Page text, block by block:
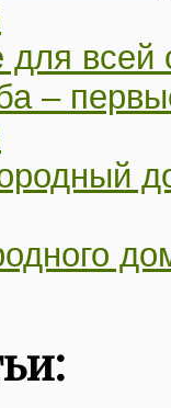
для
–